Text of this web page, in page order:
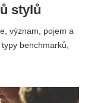
stylů
význam, pojem a
benchmarků,